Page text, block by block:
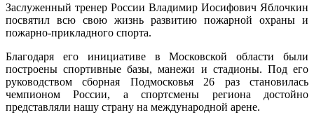
Заслуженный тренер России Владимир Иосифович Яблочкин
посвятил всю свою жизнь развитию пожарной охраны и
пожарно-прикладного спорта.
Благодаря его инициативе в Московской области были
построены спортивные базы, манежи и стадионы. Под его
руководством сборная Подмосковья 26 раз становилась
чемпионом России, а спортсмены региона достойно
представляли нашу страну на международной арене.